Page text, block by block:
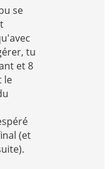
se
tu
et 8
le
(et